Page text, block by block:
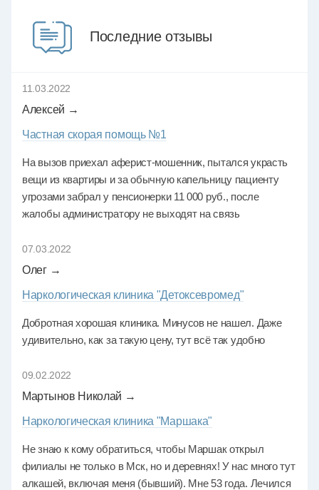
Последние отзывы
11.03.2022
Алексей →
Частная скорая помощь №1
На вызов приехал аферист-мошенник, пытался украсть
вещи из квартиры и за обычную капельницу пациенту
угрозами забрал у пенсионерки 11 000 руб., после
жалобы администратору не выходят на связь
07.03.2022
Олег →
Наркологическая клиника "Детоксевромед"
Добротная хорошая клиника. Минусов не нашел. Даже
удивительно, как за такую цену, тут всё так удобно
09.02.2022
Мартынов Николай →
Наркологическая клиника "Маршака"
Не знаю к кому обратиться, чтобы Маршак открыл
филиалы не только в Мск, но и деревнях! У нас много тут
алкашей, включая меня (бывший). Мне 53 года. Лечился